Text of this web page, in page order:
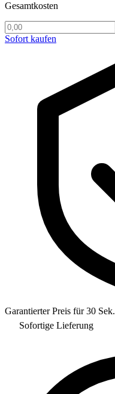
Gesamtkosten
Sofort kaufen
Garantierter Preis für 30 Sek.
Sofortige Lieferung